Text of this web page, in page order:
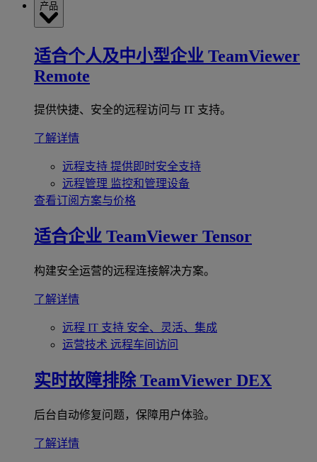
产品
适合个人及中小型企业 TeamViewer
Remote
提供快捷、安全的远程访问与 IT 支持。
了解详情
远程支持 提供即时安全支持
远程管理 监控和管理设备
查看订阅方案与价格
适合企业 TeamViewer Tensor
构建安全运营的远程连接解决方案。
了解详情
远程 IT 支持 安全、灵活、集成
运营技术 远程车间访问
实时故障排除 TeamViewer DEX
后台自动修复问题，保障用户体验。
了解详情